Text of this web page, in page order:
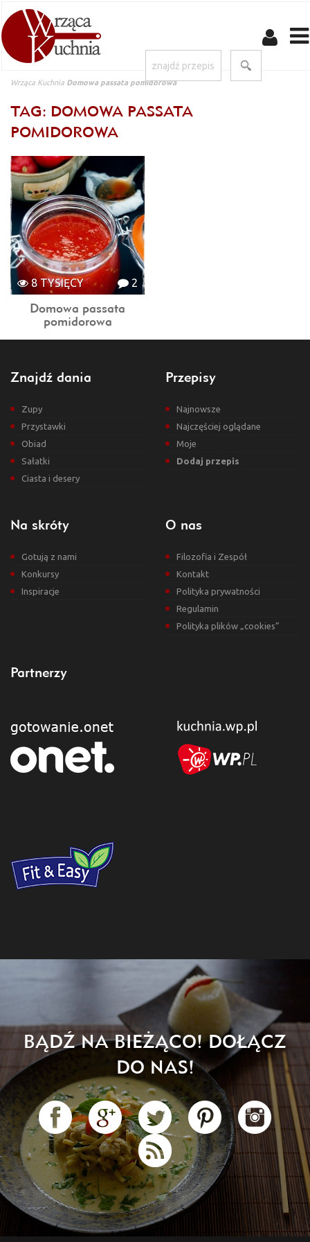
Wrząca Kuchnia Domowa passata pomidorowa
TAG: DOMOWA PASSATA
POMIDOROWA
2
8 TYSIĘCY
Domowa passata
pomidorowa
Znajdź dania
Zupy
Przystawki
Obiad
Sałatki
Ciasta i desery
Przepisy
Najnowsze
Najczęściej oglądane
Moje
Dodaj przepis
Na skróty
Gotują z nami
Konkursy
Inspiracje
O nas
Filozofia i Zespół
Kontakt
Polityka prywatności
Regulamin
Polityka plików „cookies”
Partnerzy
BĄDŹ NA BIEŻĄCO! DOŁĄCZ
DO NAS!